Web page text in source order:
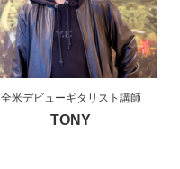
全米デビューギタリスト講師
TONY